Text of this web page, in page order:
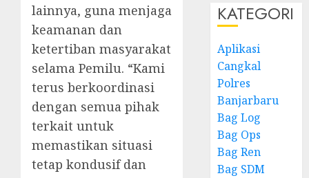
lainnya, guna menjaga
keamanan dan
ketertiban masyarakat
selama Pemilu. “Kami
terus berkoordinasi
dengan semua pihak
terkait untuk
memastikan situasi
tetap kondusif dan
KATEGORI
Aplikasi
Cangkal
Polres
Banjarbaru
Bag Log
Bag Ops
Bag Ren
Bag SDM